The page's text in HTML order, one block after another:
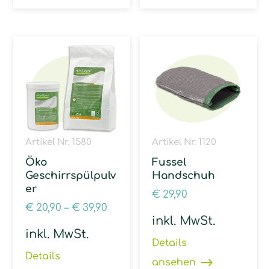
Artikel Nr. 1580
Öko
Geschirrspülpulv
er
€ 20,90 –€ 39,90
inkl. MwSt.
Details
Artikel Nr. 1120
Fussel
Handschuh
€ 29,90
inkl. MwSt.
Details
ansehen